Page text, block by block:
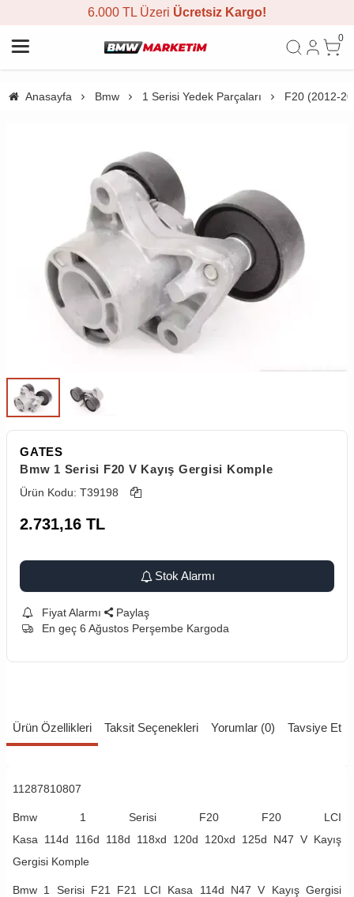
6.000 TL Üzeri Ücretsiz Kargo!
0
Anasayfa Bmw 1 Serisi Yedek Parçaları F20 (2012-
GATES
Bmw 1 Serisi F20 V Kayış Gergisi Komple
Ürün Kodu: T39198
2.731,16 TL
Stok Alarmı
Fiyat Alarmı
Paylaş
En geç 6 Ağustos Perşembe Kargoda
Ürün Özellikleri Taksit Seçenekleri Yorumlar (0) Tavsiye Et
11287810807
Bmw 1 Serisi F20 F20 LCI
Kasa 114d 116d 118d 118xd 120d 120xd
125d N47 V Kayış
Gergisi Komple
Bmw 1 Serisi F21 F21 LCI Kasa 114d N47 V Kayış Gergisi